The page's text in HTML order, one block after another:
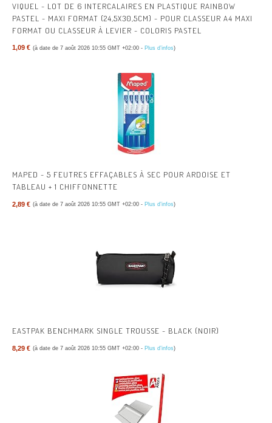
VIQUEL - LOT DE 6 INTERCALAIRES EN PLASTIQUE RAINBOW
PASTEL - MAXI FORMAT (24,5X30,5CM) - POUR CLASSEUR A4 MAXI
FORMAT OU CLASSEUR À LEVIER - COLORIS PASTEL
1,09 € (à date de 7 août 2026 10:55 GMT +02:00 - Plus d’infos)
MAPED - 5 FEUTRES EFFAÇABLES À SEC POUR ARDOISE ET
TABLEAU + 1 CHIFFONNETTE
2,89 € (à date de 7 août 2026 10:55 GMT +02:00 - Plus d’infos)
EASTPAK BENCHMARK SINGLE TROUSSE - BLACK (NOIR)
8,29 € (à date de 7 août 2026 10:55 GMT +02:00 - Plus d’infos)